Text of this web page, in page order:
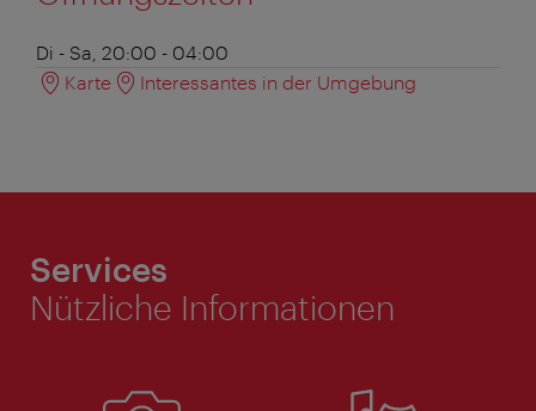
Di - Sa, 20:00 - 04:00
Karte
Interessantes in der Umgebung
Services
Nützliche Informationen